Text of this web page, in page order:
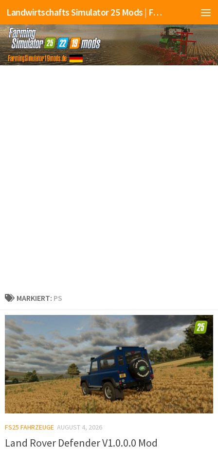
Landwirtschafts Simulator 25 Mods | Farming Simulator 25 Mods | FS25 Mods
MARKIERT: PS
FS25 FAHRZEUGE AUGUST 4, 2026
Land Rover Defender V1.0.0.0 Mod